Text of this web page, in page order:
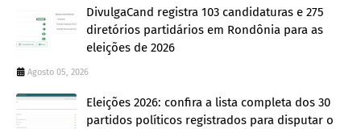
DivulgaCand registra 103 candidaturas e 275
diretórios partidários em Rondônia para as
eleições de 2026
Agosto 05, 2026
Eleições 2026: confira a lista completa dos 30
partidos políticos registrados para disputar o